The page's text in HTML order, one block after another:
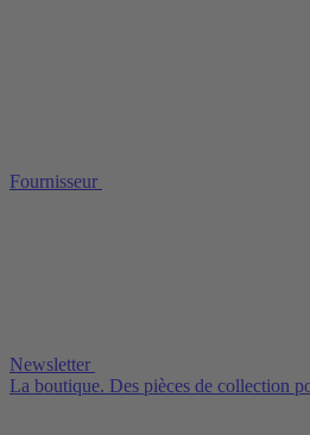
Fournisseur
Newsletter
La boutique. Des pièces de collection